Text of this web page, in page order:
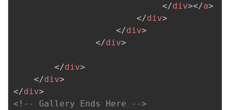
</div></a>
</div>
</div>
</div>
</div>
</div>
</div>
<!-- Gallery Ends Here -->